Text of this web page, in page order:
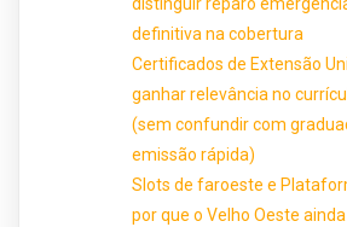
distinguir reparo
definitiva na cobertura
Certificados de Extensão
ganhar relevância no
(sem confundir com
emissão rápida)
Slots de faroeste e
por que o Velho Oeste